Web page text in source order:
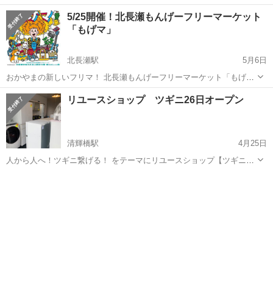
マ」開催決定！！ 👯‍♀️\ 出店者様大募集 /👯‍♀️ ▪️開催日時：2025年9月27日
（土）28日（日）9:30-16:00 ▪️開催場所：北長...
岡山 岡山市 北長瀬駅 フリーマーケット
5/25開催！北長瀬もんげーフリーマーケット
「もげマ」
北長瀬駅
5月6日
おかやまの新しいフリマ！ 北長瀬もんげーフリーマーケット「もげ
マ」開催決定！！ 👯‍♀️\ 出店者様大募集 /👯‍♀️ ▪️開催日時：2025年5月25日
（日）8:00-13:00 ▪️開催場所：北長瀬未来ふれあ...
岡山 岡山市 フリーマーケット
リユースショップ ツギニ26日オープン
清輝橋駅
4月25日
人から人へ！ツギニ繋げる！ をテーマにリユースショップ【ツギニ】